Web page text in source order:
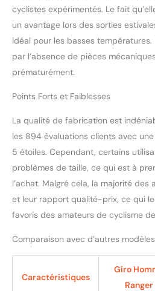
les
tout-
les
maille
renfort
niveau
cyclistes expérimentés. Le fait
un avantage lors des sorties
idéal pour les basses
par l’absence de pièces
prématurément.
Points Forts et Faiblesses
La qualité de fabrication est
les 894 évaluations clients avec
5 étoiles. Cependant, certains
problèmes de taille, ce qui est à
l’achat. Malgré cela, la majorité
et leur rapport qualité-prix, ce qui
favoris des amateurs de cyclisme
Comparaison avec d’autres modèles
Caractéristiques
Giro
Ranger